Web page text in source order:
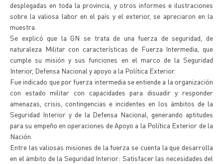
desplegadas en toda la provincia, y otros informes e ilustraciones
sobre la valiosa labor en el país y el exterior, se apreciaron en la
muestra.
Se explicó que la GN se trata de una fuerza de seguridad, de
naturaleza Militar con características de Fuerza Intermedia, que
cumple su misión y sus funciones en el marco de la Seguridad
Interior, Defensa Nacional y apoyo a la Política Exterior.
Fue indicado que por fuerza intermedia se entiende a la organización
con estado militar con capacidades para disuadir y responder
amenazas, crisis, contingencias e incidentes en los ámbitos de la
Seguridad Interior y de la Defensa Nacional, generando aptitudes
para su empeño en operaciones de Apoyo a la Política Exterior de la
Nación.
Entre las valiosas misiones de la fuerza se cuenta la que desarrolla
en el ámbito de la Seguridad Interior: Satisfacer las necesidades del